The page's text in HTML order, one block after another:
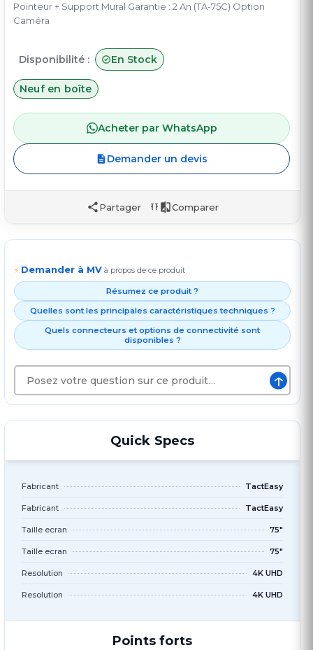
Pointeur + Support Mural Garantie : 2 An (TA-75C) Option
Caméra
Disponibilité : En Stock
Neuf en boîte
Acheter par WhatsApp
Demander un devis
Partager Comparer
⚡ Demander à MV à propos de ce produit
Résumez ce produit ?
Quelles sont les principales caractéristiques techniques ?
Quels connecteurs et options de connectivité sont
disponibles ?
↑
Quick Specs
Fabricant TactEasy
Fabricant TactEasy
Taille ecran 75"
Taille ecran 75"
Resolution 4K UHD
Resolution 4K UHD
Points forts